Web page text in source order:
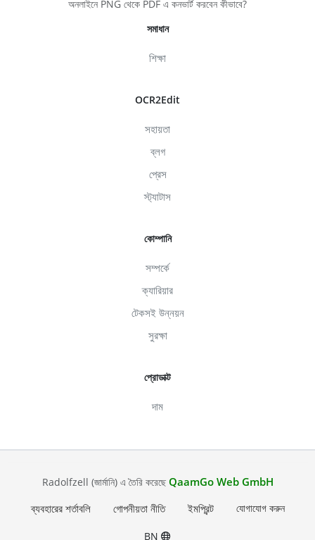
অনলাইনে PNG থেকে PDF এ কনভার্ট করবেন কীভাবে?
সমাধান
শিক্ষা
OCR2Edit
সহায়তা
ব্লগ
প্রেস
স্ট্যাটাস
কোম্পানি
সম্পর্কে
ক্যারিয়ার
টেকসই উন্নয়ন
সুরক্ষা
প্রোডাক্ট
দাম
Radolfzell (জার্মানি) এ তৈরি করেছে QaamGo Web GmbH
ব্যবহারের শর্তাবলি
গোপনীয়তা নীতি ইমপ্রিন্ট যোগাযোগ করুন
BN